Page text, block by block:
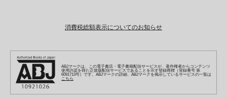
少年ジャンプ+
ZEBRACK
ジャンプルーキー！
S-MANGA
集英社コミック文庫
週刊ヤングジャンプ
ヤングジャンプ定期購読デジタル
集英社コミック文庫
りぼん
マーガレット
別冊マーガレット
ジャンプTOON
S-MANGA
集英社コミック文庫
マンガMee公式サイト
リマコミ
LEE
eclat
T JAPAN
Sportiva
パラスポ
web 集英社文庫
青春と読書
アジア人物史
1日5分で、明日は変わる よみタイ yomitai
集英社ビジネス書
集英社新書
集英社新書プラス - 知の水先案内人
kotoba
ライトノベル・ノベライズ
JUMP j-BOOKS
ダッシュエックス文庫公式サイト
集英社Webマガジン コバルト
集英社みらい文庫
集英社の児童図書 S-KIDS.LAND
ジャンプキャラクターズストア
HAPPY PLUS STORE
SHUEISHA VOX
LEEマルシェ
その他WEBサービス
集英社エディターズ・ラボ
消費税総額表示についてのお知らせ
ABJマークは、この電子書店・電子書籍配信サービスが、著作権者からコンテンツ
使用許諾を得た正規版配信サービスであることを示す登録商標（登録番号 第
6091713号）です。ABJマークの詳細、ABJマークを掲示しているサービスの一覧は
こちら